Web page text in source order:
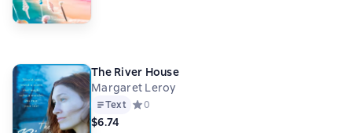
The River House
Margaret Leroy
Text Средний рейтинг 0 на основе 0 оценок
0
$6.74